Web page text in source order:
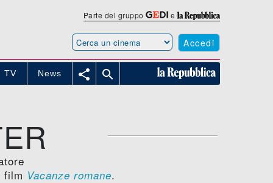
Parte del gruppo e
Accedi
TV News  
Vacanze romane.